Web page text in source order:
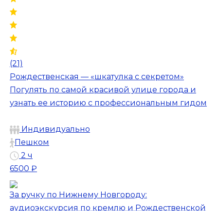
(21)
Рождественская — «шкатулка с секретом»
Погулять по самой красивой улице города и
узнать ее историю с профессиональным гидом
Индивидуально
Пешком
2 ч
6500 ₽
За ручку по Нижнему Новгороду:
аудиоэкскурсия по кремлю и Рождественской